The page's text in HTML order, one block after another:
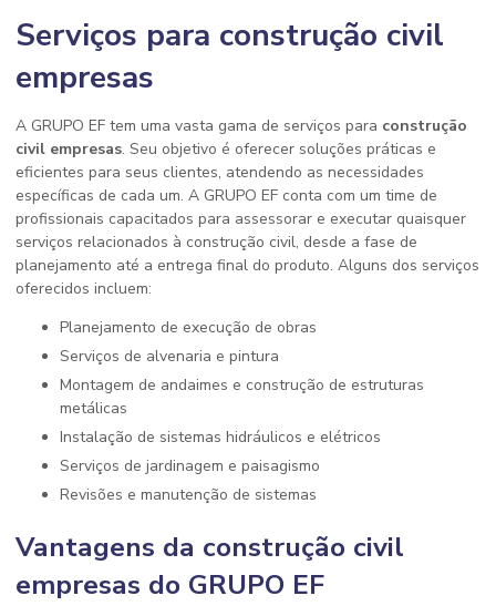
Serviços para construção civil
empresas
A GRUPO EF tem uma vasta gama de serviços para construção
civil empresas. Seu objetivo é oferecer soluções práticas e
eficientes para seus clientes, atendendo as necessidades
específicas de cada um. A GRUPO EF conta com um time de
profissionais capacitados para assessorar e executar quaisquer
serviços relacionados à construção civil, desde a fase de
planejamento até a entrega final do produto. Alguns dos serviços
oferecidos incluem:
Planejamento de execução de obras
Serviços de alvenaria e pintura
Montagem de andaimes e construção de estruturas
metálicas
Instalação de sistemas hidráulicos e elétricos
Serviços de jardinagem e paisagismo
Revisões e manutenção de sistemas
Vantagens da construção civil
empresas do GRUPO EF